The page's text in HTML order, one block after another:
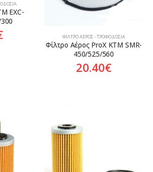
EXC-
ΦΊΛΤΡΟ ΑΈΡΟΣ - ΤΡΟΦΟΔΟΣΊΑ
Φίλτρο Αέρος ProX KTM SMR-
450/525/560
20.40€